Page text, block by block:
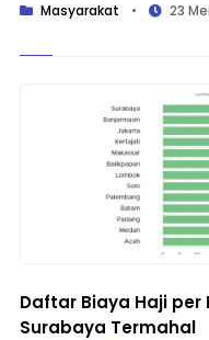
Masyarakat • 23
Daftar Biaya Haji per
Surabaya Termahal